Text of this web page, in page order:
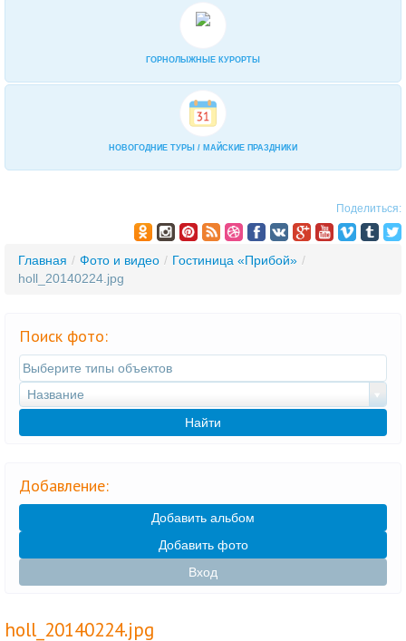
ГОРНОЛЫЖНЫЕ КУРОРТЫ
НОВОГОДНИЕ ТУРЫ / МАЙСКИЕ ПРАЗДНИКИ
Поделиться:
Главная / Фото и видео / Гостиница «Прибой» /
holl_20140224.jpg
Поиск фото:
Название
Найти
Добавление:
Добавить альбом
Добавить фото
Вход
holl_20140224.jpg